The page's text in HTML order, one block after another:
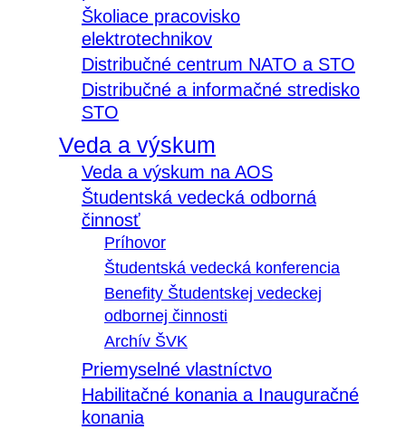
Školiace pracovisko
elektrotechnikov
Distribučné centrum NATO a STO
Distribučné a informačné stredisko
STO
Veda a výskum
Veda a výskum na AOS
Študentská vedecká odborná
činnosť
Príhovor
Študentská vedecká konferencia
Benefity Študentskej vedeckej
odbornej činnosti
Archív ŠVK
Priemyselné vlastníctvo
Habilitačné konania a Inauguračné
konania